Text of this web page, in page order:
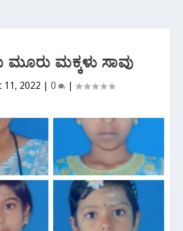
ಮಕ್ಕಳು ಸಾವು
11, 2022 | 0 |